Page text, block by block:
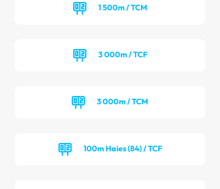
1 500m / TCM
3 000m / TCF
3 000m / TCM
100m Haies (84) / TCF